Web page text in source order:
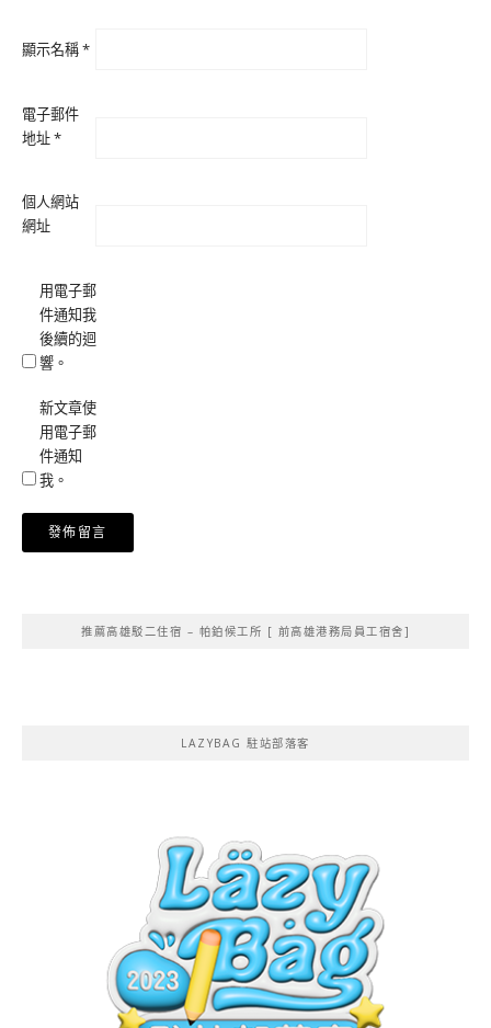
顯示名稱*
電子郵件
地址*
個人網站
網址
用電子郵
件通知我
後續的迴
響。
新文章使
用電子郵
件通知
我。
推薦高雄駁二住宿 – 帕鉑候工所 [ 前高雄港務局員工宿舍]
LAZYBAG 駐站部落客